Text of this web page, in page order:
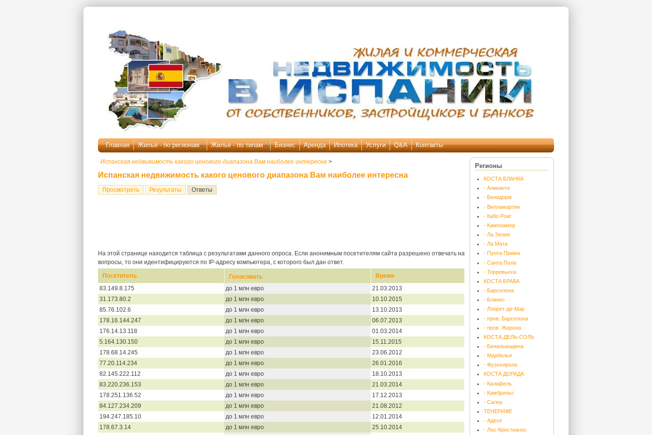
Перейти к основному содержанию
Главная Жилье - по регионам Жилье - по типам Бизнес Аренда Ипотека Услуги Q&A Контакты
Испанская недвижимость какого ценового диапазона Вам наиболее интересна >
Испанская недвижимость какого ценового диапазона Вам наиболее интересна
Главные вкладки
Просмотреть Результаты Ответы
На этой странице находится таблица с результатами данного опроса. Если анонимным посетителям сайта разрешено отвечать на
вопросы, то они идентифицируются по IP-адресу компьютера, с которого был дан ответ.
Посетитель
Голосовать
Время
83.149.8.175
до 1 млн евро
21.03.2013
31.173.80.2
до 1 млн евро
10.10.2015
85.76.102.6
до 1 млн евро
13.10.2013
178.16.144.247
до 1 млн евро
06.07.2013
176.14.13.118
до 1 млн евро
01.03.2014
5.164.130.150
до 1 млн евро
15.11.2015
178.68.14.245
до 1 млн евро
23.06.2012
77.20.114.234
до 1 млн евро
26.01.2016
82.145.222.112
до 1 млн евро
18.10.2013
83.220.236.153
до 1 млн евро
21.03.2014
178.251.136.52
до 1 млн евро
17.12.2013
84.127.234.209
до 1 млн евро
21.08.2012
194.247.185.10
до 1 млн евро
12.01.2014
178.67.3.14
до 1 млн евро
25.10.2014
Регионы
КОСТА БЛАНКА
- Аликанте
- Бенидорм
- Вилламартин
- Кабо Роиг
- Кампоамор
- Ла Зения
- Ла Мата
- Пунта Прима
- Санта Пола
- Торревьеха
КОСТА БРАВА
- Барселона
- Бланес
- Ллорет-де-Мар
- пров. Барселона
- пров. Жирона
КОСТА-ДЕЛЬ-СОЛЬ
- Бенальмадена
- Марбелья
- Фуэнхирола
КОСТА ДОРАДА
- Калафель
- Камбрильс
- Салоу
ТЕНЕРИФЕ
- Адехе
- Лос-Кристианос